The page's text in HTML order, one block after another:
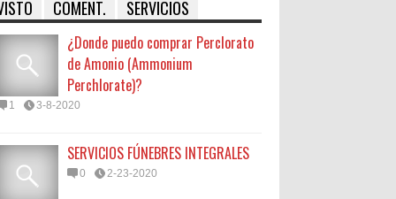
COMENT. SERVICIOS
¿Donde puedo comprar Perclorato
de Amonio (Ammonium
Perchlorate)?
1 3-8-2020
SERVICIOS FÚNEBRES INTEGRALES
0 2-23-2020